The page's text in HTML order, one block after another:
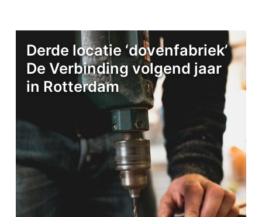
Derde locatie ‘dovenfabriek’
De Verbinding volgend jaar
in Rotterdam